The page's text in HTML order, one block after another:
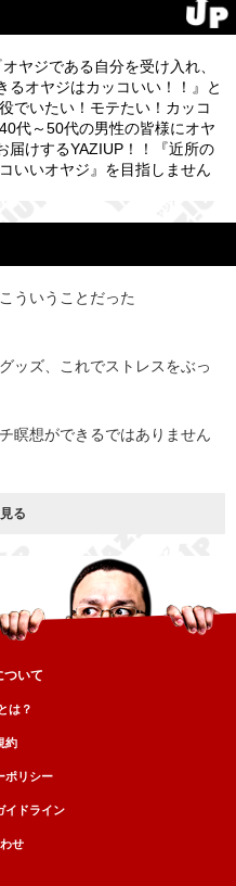
ヤジである自分を受け入れ、
るオヤジはカッコいい！！』と
でいたい！モテたい！カッコ
代～50代の男性の皆様にオヤ
届けするYAZIUP！！『近所の
いいオヤジ』を目指しません
ういうことだった
ッズ、これでストレスをぶっ
瞑想ができるではありません
る
ついて
は？
約
ポリシー
イドライン
せ